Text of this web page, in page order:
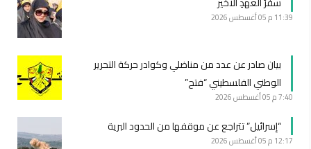
11:39 م 05 أغسطس 2026
بيان صادر عن عدد من مناضلي وكوادر حركة التحرير
الوطني الفلسطيني “فتح”
7:40 م 05 أغسطس 2026
“إسرائيل” تتراجع عن موقفها من الحدود البرية
12:17 م 05 أغسطس 2026